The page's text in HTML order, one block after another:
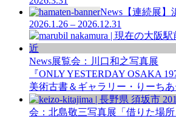
News 【連続展
2026.1.26 – 2026.12.31
News展覧会：川口和之写真展
『ONLY YESTERDAY OSAKA
美術古書＆ギャラリー・りーちあ
会：北島敬三写真展「借りた場